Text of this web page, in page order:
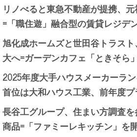
リノべると東急不動産が提携、
=「職住遊」融合型の賃貸レジデ
旭化成ホームズと世田谷トラス
大へ=ガーデンカフェ「ときそら
2025年度大手ハウスメーカーラ
首位は大和ハウス工業、前年度
長谷工グループ、住まい方調査
商品=「ファミーレキッチン」を